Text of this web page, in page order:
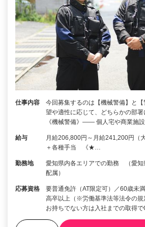
仕事内容
今回募集するのは【機械警備】と
望や適性に応じて、どちらかの部
《機械警備》―― 個人宅や商業施
給与
月給206,800円～月給241,200円（
＋各種手当 《★…
勤務地
愛知県内各エリアでの勤務 （愛知
配属）
応募資格
要普通免許（AT限定可）／60歳未
高卒以上（※労働基準法等法令の
お持ちでない方は入社までの取得で